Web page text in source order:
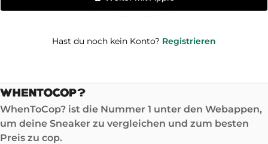
Hast du noch kein Konto? Registrieren
WhenToCop? ist die Nummer 1 unter den Webappen,
um deine Sneaker zu vergleichen und zum besten
Preis zu cop.